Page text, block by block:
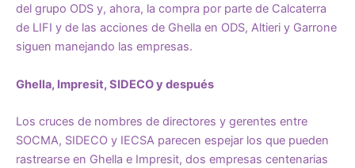
del grupo ODS y, ahora, la compra por parte de Calcaterra
de LIFI y de las acciones de Ghella en ODS, Altieri y Garrone
siguen manejando las empresas.
Ghella, Impresit, SIDECO y después
Los cruces de nombres de directores y gerentes entre
SOCMA, SIDECO y IECSA parecen espejar los que pueden
rastrearse en Ghella e Impresit, dos empresas centenarias